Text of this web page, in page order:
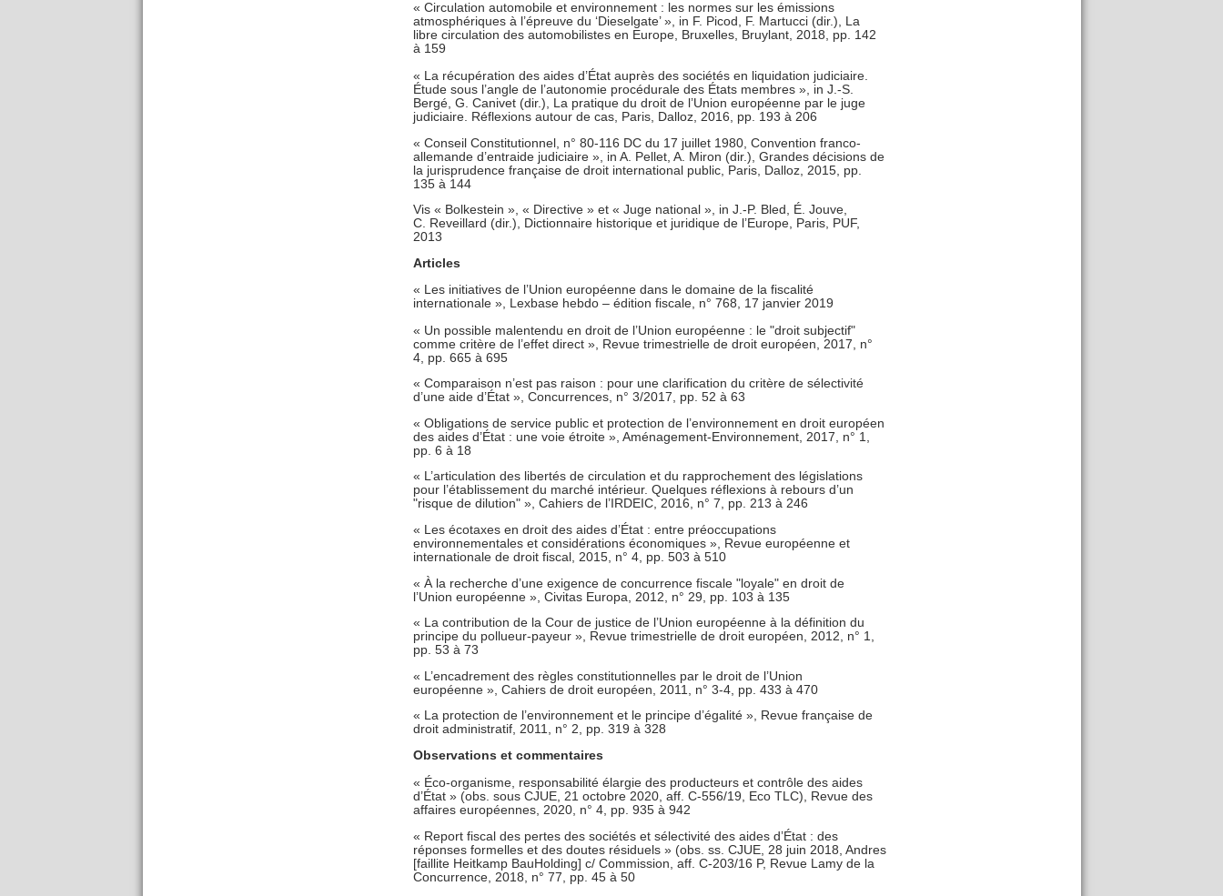
« Circulation automobile et environnement : les normes sur les émissions
atmosphériques à l’épreuve du ‘Dieselgate’ », in F. Picod, F. Martucci (dir.), La
libre circulation des automobilistes en Europe, Bruxelles, Bruylant, 2018, pp. 142
à 159
« La récupération des aides d’État auprès des sociétés en liquidation judiciaire.
Étude sous l’angle de l’autonomie procédurale des États membres », in J.-S.
Bergé, G. Canivet (dir.), La pratique du droit de l’Union européenne par le juge
judiciaire. Réflexions autour de cas, Paris, Dalloz, 2016, pp. 193 à 206
« Conseil Constitutionnel, n° 80-116 DC du 17 juillet 1980, Convention franco-
allemande d’entraide judiciaire », in A. Pellet, A. Miron (dir.), Grandes décisions de
la jurisprudence française de droit international public, Paris, Dalloz, 2015, pp.
135 à 144
Vis « Bolkestein », « Directive » et « Juge national », in J.-P. Bled, É. Jouve,
C. Reveillard (dir.), Dictionnaire historique et juridique de l’Europe, Paris, PUF,
2013
Articles
« Les initiatives de l’Union européenne dans le domaine de la fiscalité
internationale », Lexbase hebdo – édition fiscale, n° 768, 17 janvier 2019
« Un possible malentendu en droit de l’Union européenne : le "droit subjectif"
comme critère de l’effet direct », Revue trimestrielle de droit européen, 2017, n°
4, pp. 665 à 695
« Comparaison n’est pas raison : pour une clarification du critère de sélectivité
d’une aide d’État », Concurrences, n° 3/2017, pp. 52 à 63
« Obligations de service public et protection de l’environnement en droit européen
des aides d’État : une voie étroite », Aménagement-Environnement, 2017, n° 1,
pp. 6 à 18
« L’articulation des libertés de circulation et du rapprochement des législations
pour l’établissement du marché intérieur. Quelques réflexions à rebours d’un
"risque de dilution" », Cahiers de l’IRDEIC, 2016, n° 7, pp. 213 à 246
« Les écotaxes en droit des aides d’État : entre préoccupations
environnementales et considérations économiques », Revue européenne et
internationale de droit fiscal, 2015, n° 4, pp. 503 à 510
« À la recherche d’une exigence de concurrence fiscale "loyale" en droit de
l’Union européenne », Civitas Europa, 2012, n° 29, pp. 103 à 135
« La contribution de la Cour de justice de l’Union européenne à la définition du
principe du pollueur-payeur », Revue trimestrielle de droit européen, 2012, n° 1,
pp. 53 à 73
« L’encadrement des règles constitutionnelles par le droit de l’Union
européenne », Cahiers de droit européen, 2011, n° 3-4, pp. 433 à 470
« La protection de l’environnement et le principe d’égalité », Revue française de
droit administratif, 2011, n° 2, pp. 319 à 328
Observations et commentaires
« Éco-organisme, responsabilité élargie des producteurs et contrôle des aides
d’État » (obs. sous CJUE, 21 octobre 2020, aff. C-556/19, Eco TLC), Revue des
affaires européennes, 2020, n° 4, pp. 935 à 942
« Report fiscal des pertes des sociétés et sélectivité des aides d’État : des
réponses formelles et des doutes résiduels » (obs. ss. CJUE, 28 juin 2018, Andres
[faillite Heitkamp BauHolding] c/ Commission, aff. C-203/16 P, Revue Lamy de la
Concurrence, 2018, n° 77, pp. 45 à 50